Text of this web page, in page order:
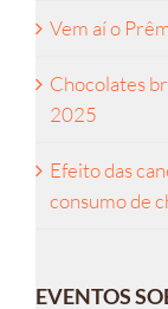
Vem aí o
Chocolates
2025
Efeito das
consumo de
EVENTOS